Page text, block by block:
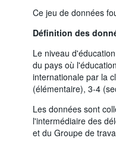
Ce jeu de données
Définition des
Le niveau
du pays où
internationale par la
(élémentaire), 3-4
Les données sont
l'intermédiaire des
et du Groupe de